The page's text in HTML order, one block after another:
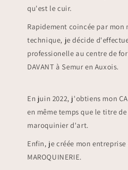
qu'est le cuir.
Rapidement coincée par mon
technique, je décide
professionelle au centre de
DAVANT à Semur en Auxois.
En juin 2022, j'obtiens mon
en même temps que le titre
maroquinier d'art.
Enfin, je créée mon entreprise
MAROQUINERIE.